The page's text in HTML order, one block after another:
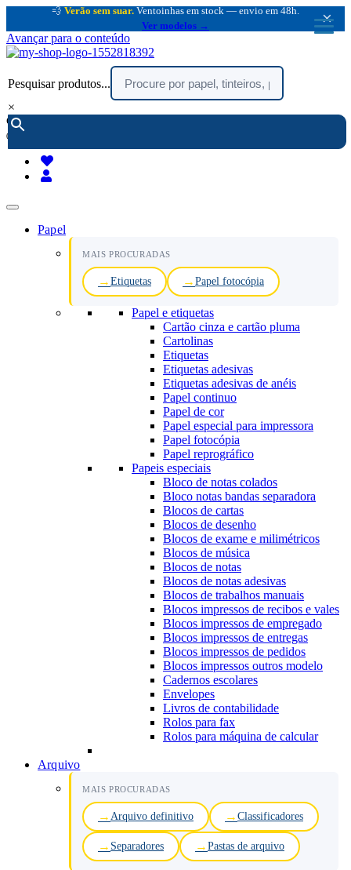
💨 Verão sem suar. Ventoinhas em stock — envio em 48h.
Ver modelos →
×
Avançar para o conteúdo
Pesquisar produtos...
×
encomendar por telefone :
(chamada rede fixa nacional)
Papel
MAIS PROCURADAS
Etiquetas Papel fotocópia
Papel e etiquetas
Cartão cinza e cartão pluma
Cartolinas
Etiquetas
Etiquetas adesivas
Etiquetas adesivas de anéis
Papel continuo
Papel de cor
Papel especial para impressora
Papel fotocópia
Papel reprográfico
Papeis especiais
Bloco de notas colados
Bloco notas bandas separadora
Blocos de cartas
Blocos de desenho
Blocos de exame e milimétricos
Blocos de música
Blocos de notas
Blocos de notas adesivas
Blocos de trabalhos manuais
Blocos impressos de recibos e vales
Blocos impressos de empregado
Blocos impressos de entregas
Blocos impressos de pedidos
Blocos impressos outros modelo
Cadernos escolares
Envelopes
Livros de contabilidade
Rolos para fax
Rolos para máquina de calcular
Arquivo
MAIS PROCURADAS
Arquivo definitivo Classificadores
Separadores Pastas de arquivo